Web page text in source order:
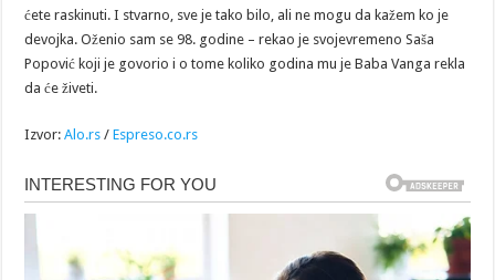
ćete raskinuti. I stvarno, sve je tako bilo, ali ne mogu da kažem ko je
devojka. Oženio sam se 98. godine – rekao je svojevremeno Saša
Popović koji je govorio i o tome koliko godina mu je Baba Vanga rekla
da će živeti.
Izvor:Alo.rs /Espreso.co.rs